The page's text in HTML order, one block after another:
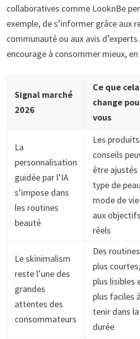
collaboratives comme LooknBe
exemple, de s’informer grâce aux
communauté ou aux avis
encourage à consommer mieux,
Signal marché
2026
Ce que cela
change
vous
La
personnalisation
guidée par l’IA
s’impose dans
les routines
beauté
Les
conseils
être ajustés
type de
mode de
aux objectifs
réels
Le skinimalism
reste l’une des
grandes
attentes des
consommateurs
Des routines
plus courtes,
plus lisibles
plus faciles à
tenir dans la
durée